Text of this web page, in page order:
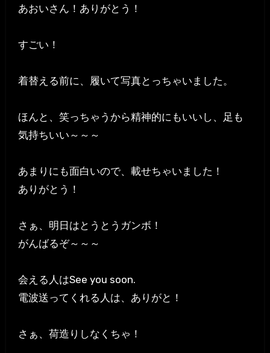
あおいさん！ありがとう！
すごい！
着替える前に、履いて写真とっちゃいました。
ほんと、笑っちゃうから精神的にもいいし、足も
気持ちいい～～～
あまりにも面白いので、載せちゃいました！
ありがとう！
さぁ、明日はとうとうガンボ！
がんばるぞ～～～
会える人はSee you soon.
電波送ってくれる人は、ありがと！
さぁ、荷造りしなくちゃ！